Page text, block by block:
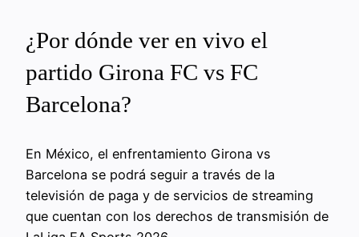
¿Por dónde ver en vivo el
partido Girona FC vs FC
Barcelona?
En México, el enfrentamiento Girona vs
Barcelona se podrá seguir a través de la
televisión de paga y de servicios de streaming
que cuentan con los derechos de transmisión de